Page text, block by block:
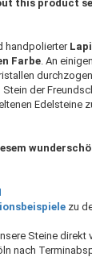
this product
handpolierter
Farbe. An
der
Edelsteine
zu
Steine direkt
nach